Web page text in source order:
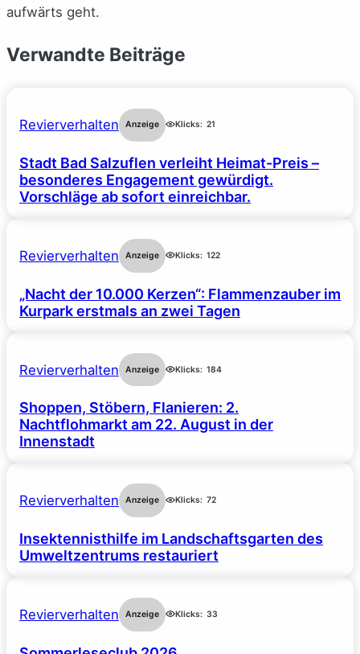
aufwärts geht.
Verwandte Beiträge
Revierverhalten Anzeige Klicks: 21
Stadt Bad Salzuflen verleiht Heimat-Preis –
besonderes Engagement gewürdigt.
Vorschläge ab sofort einreichbar.
Revierverhalten Anzeige Klicks: 122
„Nacht der 10.000 Kerzen“: Flammenzauber im
Kurpark erstmals an zwei Tagen
Revierverhalten Anzeige Klicks: 184
Shoppen, Stöbern, Flanieren: 2.
Nachtflohmarkt am 22. August in der
Innenstadt
Revierverhalten Anzeige Klicks: 72
Insektennisthilfe im Landschaftsgarten des
Umweltzentrums restauriert
Revierverhalten Anzeige Klicks: 33